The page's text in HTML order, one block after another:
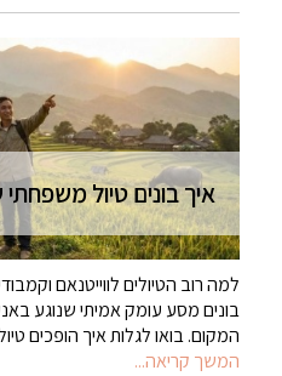
איך בונים טיול
למה רוב הטיולים לווייטנאם
בונים מסע עומק אמיתי שנוגע
המקום. בואו לגלות איך הופכים
המשך קריאה...